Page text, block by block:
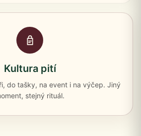
Kultura pití
do tašky, na event i na výčep. Jiný
stejný rituál.